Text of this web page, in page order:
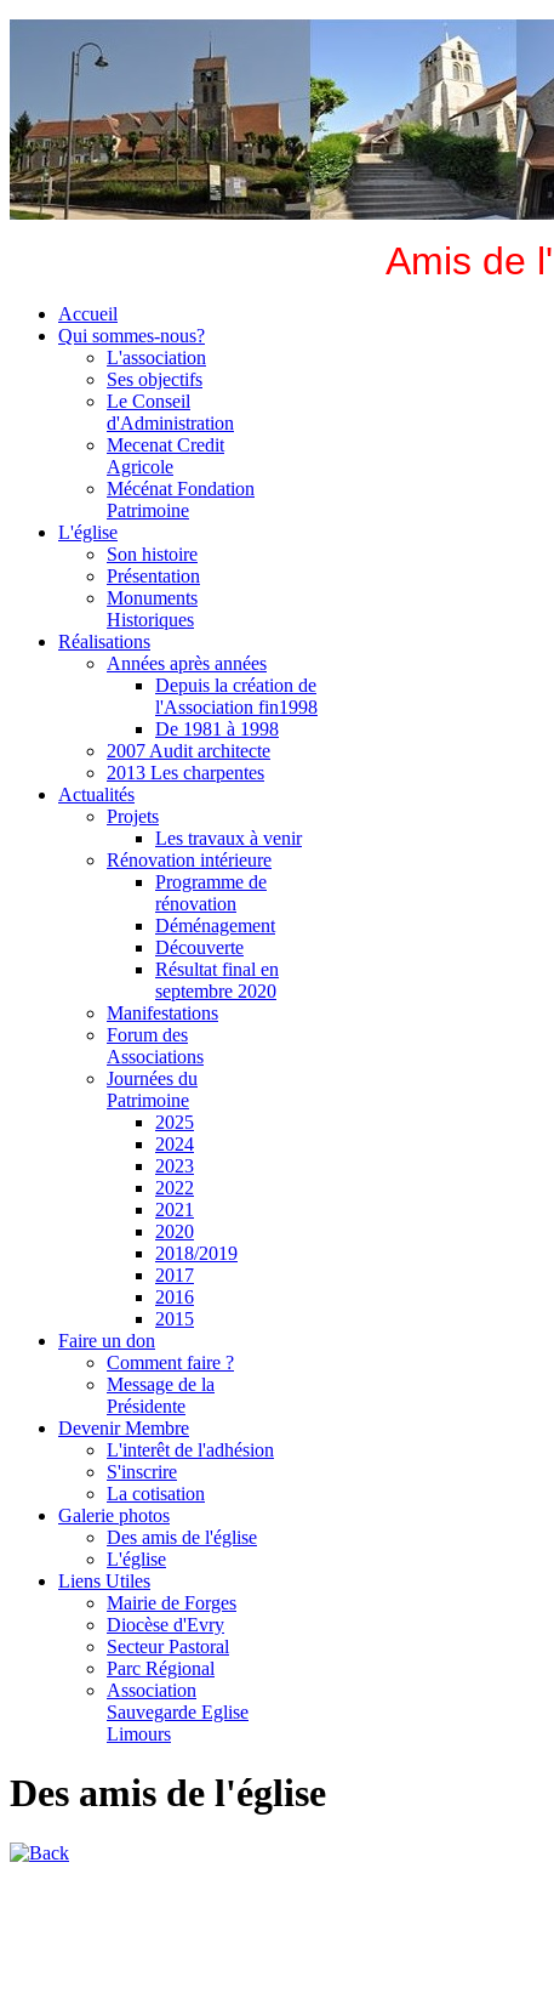
Amis de
Accueil
Qui sommes-nous?
L'association
Ses objectifs
Le Conseil
d'Administration
Mecenat Credit
Agricole
Mécénat Fondation
Patrimoine
L'église
Son histoire
Présentation
Monuments
Historiques
Réalisations
Années après années
Depuis la création de
l'Association fin1998
De 1981 à 1998
2007 Audit architecte
2013 Les charpentes
Actualités
Projets
Les travaux à venir
Rénovation intérieure
Programme de
rénovation
Déménagement
Découverte
Résultat final en
septembre 2020
Manifestations
Forum des
Associations
Journées du
Patrimoine
2025
2024
2023
2022
2021
2020
2018/2019
2017
2016
2015
Faire un don
Comment faire ?
Message de la
Présidente
Devenir Membre
L'interêt de l'adhésion
S'inscrire
La cotisation
Galerie photos
Des amis de l'église
L'église
Liens Utiles
Mairie de Forges
Diocèse d'Evry
Secteur Pastoral
Parc Régional
Association
Sauvegarde Eglise
Limours
Des amis de l'église